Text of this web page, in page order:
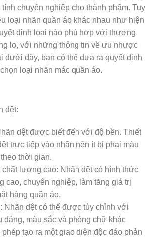
tính chuyên nghiệp cho thành phẩm. Tuy
loại nhãn quần áo khác nhau như hiện
định loại nào phù hợp với thương
lo, với những thông tin về ưu nhược
dưới đây, bạn có thể đưa ra quyết định
loại nhãn mác quần áo.
dệt:
dệt được biết đến với độ bền. Thiết
trực tiếp vào nhãn nên ít bị phai màu
thời gian.
chất lượng cao: Nhãn dệt có hình thức
cao, chuyên nghiệp, làm tăng giá trị
hàng quần áo.
Nhãn dệt có thể được tùy chỉnh với
dáng, màu sắc và phông chữ khác
phép tạo ra một giao diện độc đáo phản